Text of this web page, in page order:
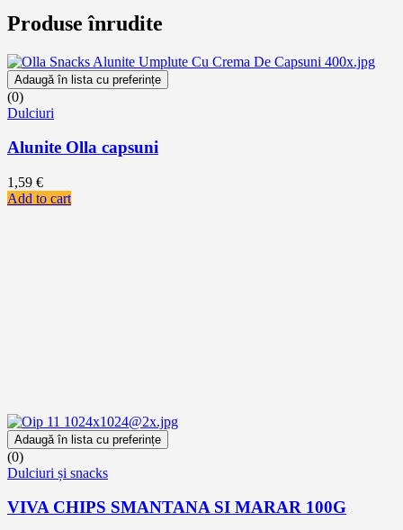
cu
200g
quantity
Produse înrudite
Adaugă în lista cu preferințe
(0)
Dulciuri
Alunite Olla capsuni
1,59 €
Add to cart
Adaugă în lista cu preferințe
(0)
Dulciuri și snacks
VIVA CHIPS SMANTANA SI MARAR 100G